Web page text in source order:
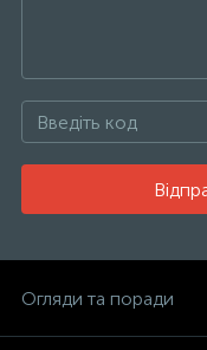
Огляди та поради